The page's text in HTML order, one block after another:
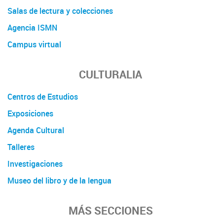
Salas de lectura y colecciones
Agencia ISMN
Campus virtual
CULTURALIA
Centros de Estudios
Exposiciones
Agenda Cultural
Talleres
Investigaciones
Museo del libro y de la lengua
MÁS SECCIONES